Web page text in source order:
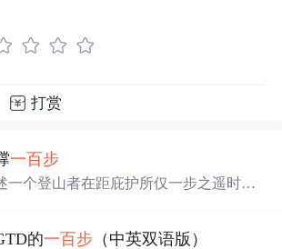
打赏
一百步
一个登山者在距庇护所仅一步之遥时死
讨论环节鼓励学员分享启发，深化对激
的一百步 （中英双语版）